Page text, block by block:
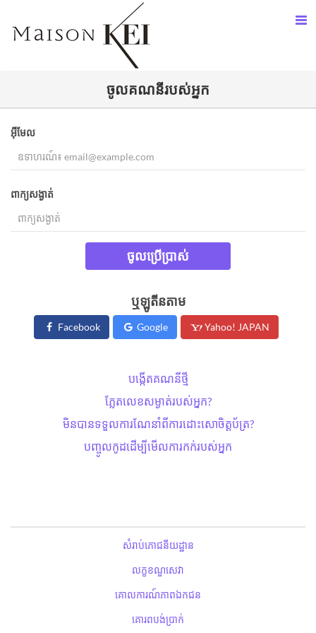
ចូល​គណនីរបស់អ្នក​
អ៊ីមែល
ពាក្យសង្ងាត់
ចូលប្រើប្រាស់
ឬឡូតីនតាម
Facebook Google Yahoo! JAPAN
បង្កើតគណនីថ្មី
ភ្លែតលេខសម្ងាត់​របស់អ្នក?
មិនបានទទួលការណែនាំពីការដោះសោ​ចិត្តប័ត្រ?
បញ្ចូលកូដដើម្បីមើលការកក់របស់អ្នក
សំរាប់ភោជនីយដ្ឋាន
លក្ខខណ្ឌសេវា
គោលការណ៍ភាពឯកជន
គោរពបង់ប្រាក់